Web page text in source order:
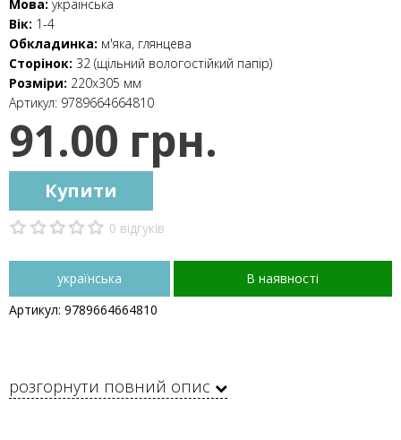
Мова: українська
Вік: 1-4
Обкладинка: м'яка, глянцева
Сторінок: 32 (щільний вологостійкий папір)
Розміри: 220х305 мм
Артикул: 9789664664810
91.00 грн.
Купити
0 відгуків
українська
В наявності
Артикул: 9789664664810
розгорнути повний опис